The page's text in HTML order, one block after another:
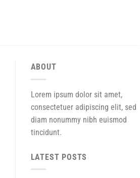
ABOUT
Lorem ipsum dolor sit amet,
consectetuer adipiscing elit, sed
diam nonummy nibh euismod
tincidunt.
LATEST POSTS